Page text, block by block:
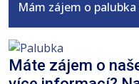
Mám zájem o palubka
Máte zájem o